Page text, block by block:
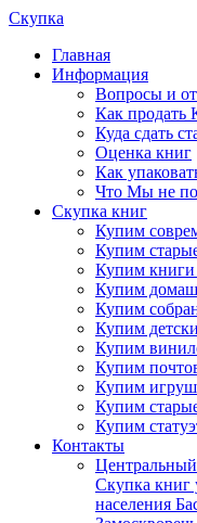
Скупка
Главная
Информация
Вопросы и
Как
Куда сдать
Оценка книг
Как
Что Мы не
Скупка книг
Купим
Купим
Купим
Купим
Купим
Купим
Купим
Купим
Купим
Купим
Купим
Контакты
Скупка книг
населения